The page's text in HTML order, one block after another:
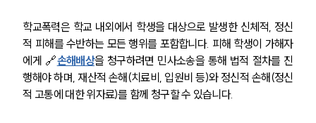
학교폭력은 학교 내외에서 학생을 대상으로 발생한 신체적, 정신
적 피해를 수반하는 모든 행위를 포함합니다. 피해 학생이 가해자
에게 🔗손해배상을 청구하려면 민사소송을 통해 법적 절차를 진
행해야 하며, 재산적 손해(치료비, 입원비 등)와 정신적 손해(정신
적 고통에 대한 위자료)를 함께 청구할 수 있습니다.